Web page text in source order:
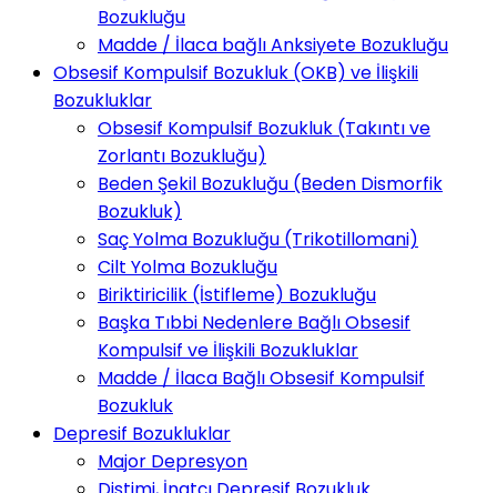
Bozukluğu
Madde / İlaca bağlı Anksiyete Bozukluğu
Obsesif Kompulsif Bozukluk (OKB) ve İlişkili
Bozukluklar
Obsesif Kompulsif Bozukluk (Takıntı ve
Zorlantı Bozukluğu)
Beden Şekil Bozukluğu (Beden Dismorfik
Bozukluk)
Saç Yolma Bozukluğu (Trikotillomani)
Cilt Yolma Bozukluğu
Biriktiricilik (İstifleme) Bozukluğu
Başka Tıbbi Nedenlere Bağlı Obsesif
Kompulsif ve İlişkili Bozukluklar
Madde / İlaca Bağlı Obsesif Kompulsif
Bozukluk
Depresif Bozukluklar
Major Depresyon